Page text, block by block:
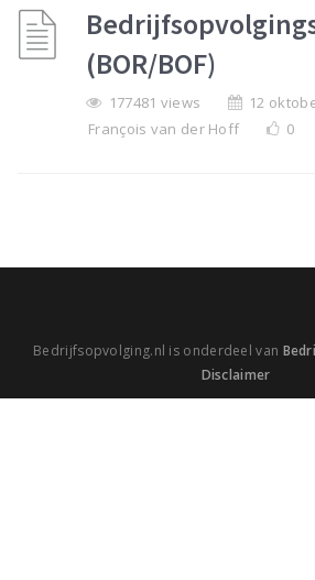
(BOR/BOF)
177481 views
12
François van der Hoff
0
Bedrijfsopvolging.nl is onderdeel van
Disclaimer